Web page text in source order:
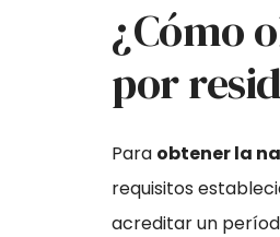
¿Cómo
por
Para obtener la
requisitos
acreditar un